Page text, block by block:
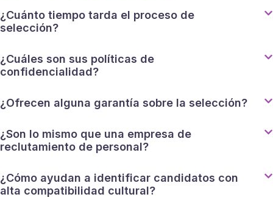
¿Cuánto tiempo tarda el proceso de
selección?
¿Cuáles son sus políticas de
confidencialidad?
¿Ofrecen alguna garantía sobre la selección?
¿Son lo mismo que una empresa de
reclutamiento de personal?
¿Cómo ayudan a identificar candidatos con
alta compatibilidad cultural?